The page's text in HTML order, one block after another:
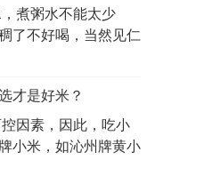
煮粥水不能太少
了不好喝，当然见仁
才是好米？
因素，因此，吃小
小米，如沁州牌黄小